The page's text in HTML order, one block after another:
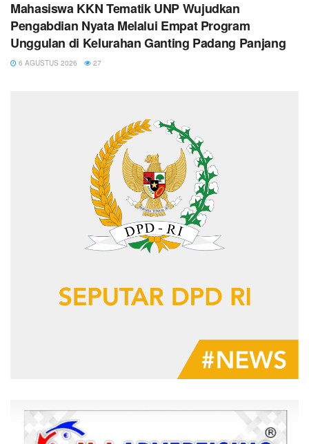
Mahasiswa KKN Tematik UNP Wujudkan
Pengabdian Nyata Melalui Empat Program
Unggulan di Kelurahan Ganting Padang Panjang
6 AGUSTUS 2026 27